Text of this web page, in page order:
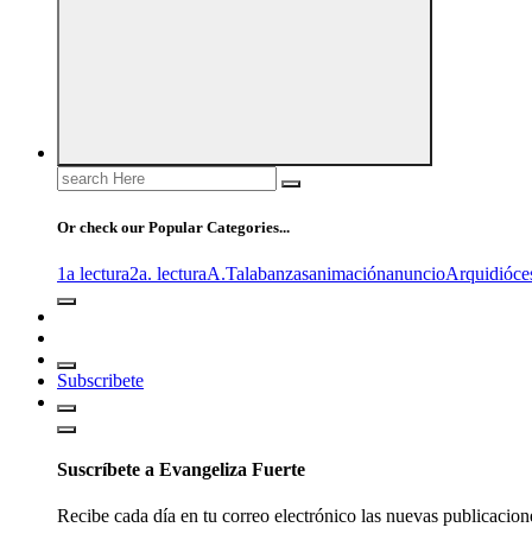
Search
for:
Or check our Popular Categories...
1a lectura2a. lecturaA.Talabanzasanimaciónanuncio
Subscribete
Suscríbete a Evangeliza Fuerte
Recibe cada día en tu correo electrónico las nuevas